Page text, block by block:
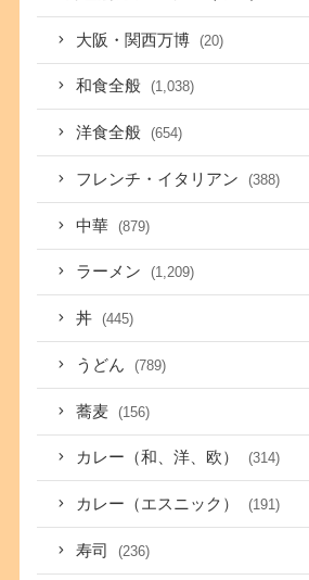
大阪・関西万博 (20)
和食全般 (1,038)
洋食全般 (654)
フレンチ・イタリアン (388)
中華 (879)
ラーメン (1,209)
丼 (445)
うどん (789)
蕎麦 (156)
カレー（和、洋、欧） (314)
カレー（エスニック） (191)
寿司 (236)